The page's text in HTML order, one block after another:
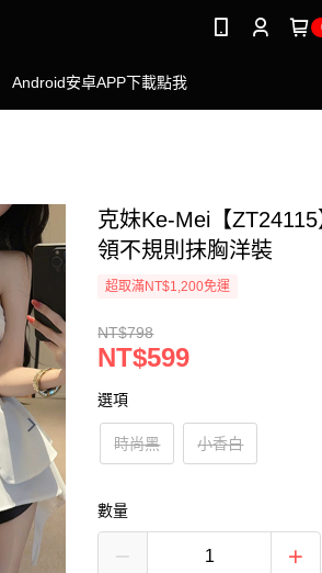
Android安卓APP下載點我
克妹Ke-Mei【
領不規則抹胸洋裝
超取滿NT$1,200免運
NT$798
NT$599
選項
時尚黑 小香白
數量